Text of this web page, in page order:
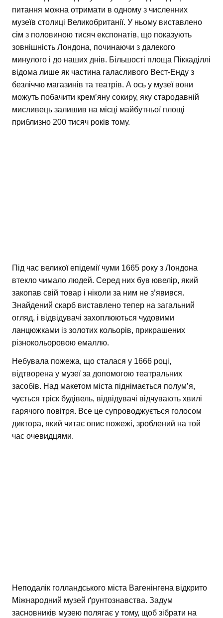
питання можна отримати в одному з численних
музеїв столиці Великобританії. У ньому виставлено
сім з половиною тисяч експонатів, що показують
зовнішність Лондона, починаючи з далекого
минулого і до наших днів. Більшості площа Піккаділлі
відома лише як частина галасливого Вест-Енду з
безліччю магазинів та театрів. А ось у музеї вони
можуть побачити крем’яну сокиру, яку стародавній
мисливець залишив на місці майбутньої площі
приблизно 200 тисяч років тому.
Під час великої епідемії чуми 1665 року з Лондона
втекло чимало людей. Серед них був ювелір, який
закопав свій товар і ніколи за ним не з’явився.
Знайдений скарб виставлено тепер на загальний
огляд, і відвідувачі захоплюються чудовими
ланцюжками із золотих кольорів, прикрашених
різнокольоровою емаллю.
Небувала пожежа, що сталася у 1666 році,
відтворена у музеї за допомогою театральних
засобів. Над макетом міста піднімається полум’я,
чується тріск будівель, відвідувачі відчувають хвилі
гарячого повітря. Все це супроводжується голосом
диктора, який читає опис пожежі, зроблений на той
час очевидцями.
Неподалік голландського міста Вагенінгена відкрито
Міжнародний музей ґрунтознавства. Задум
засновників музею полягає у тому, щоб зібрати на